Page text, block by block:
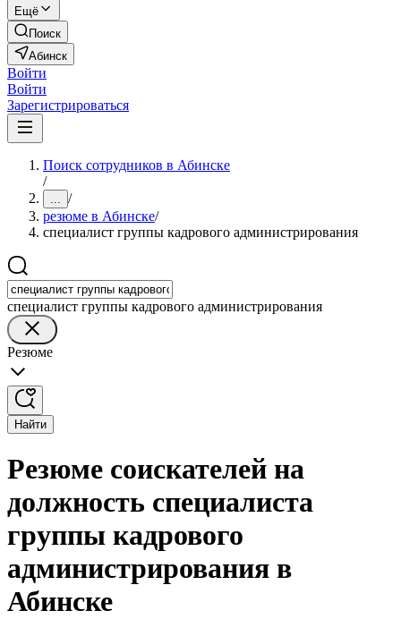
Ещё
Поиск
Абинск
Войти
Войти
Зарегистрироваться
Поиск сотрудников в Абинске
/
... /
резюме в Абинске/
специалист группы кадрового администрирования
специалист группы кадрового администрирования
Резюме
Найти
Резюме соискателей на
должность специалиста
группы кадрового
администрирования в
Абинске